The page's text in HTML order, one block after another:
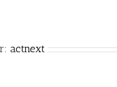
actnext